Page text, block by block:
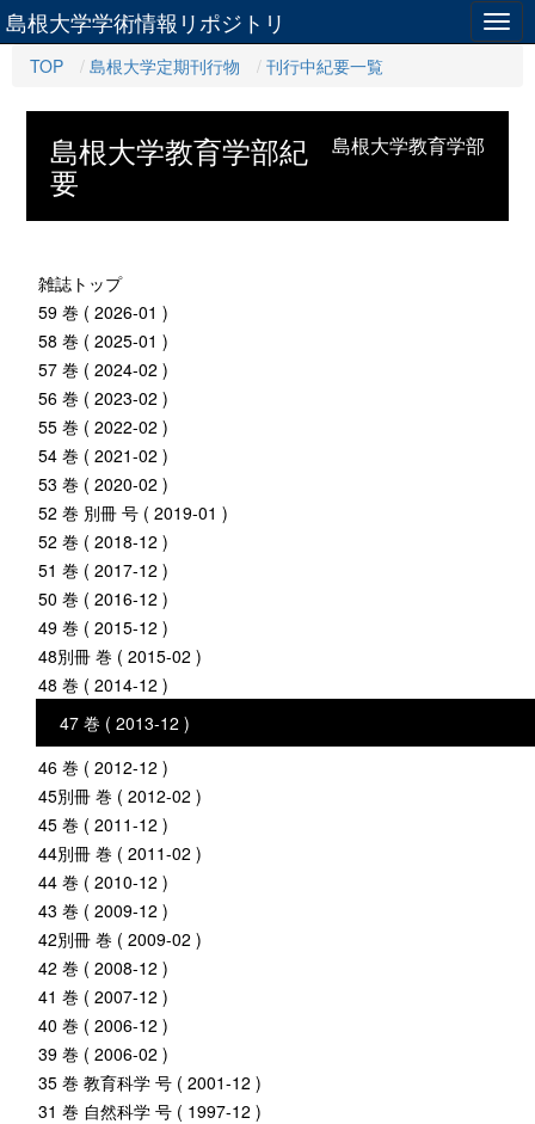
島根大学学術情報リポジトリ
TOP 島根大学定期刊行物 刊行中紀要一覧
島根大学教育学部
島根大学教育学部紀
要
雑誌トップ
59 巻 ( 2026-01 )
58 巻 ( 2025-01 )
57 巻 ( 2024-02 )
56 巻 ( 2023-02 )
55 巻 ( 2022-02 )
54 巻 ( 2021-02 )
53 巻 ( 2020-02 )
52 巻 別冊 号 ( 2019-01 )
52 巻 ( 2018-12 )
51 巻 ( 2017-12 )
50 巻 ( 2016-12 )
49 巻 ( 2015-12 )
48別冊 巻 ( 2015-02 )
48 巻 ( 2014-12 )
47 巻 ( 2013-12 )
46 巻 ( 2012-12 )
45別冊 巻 ( 2012-02 )
45 巻 ( 2011-12 )
44別冊 巻 ( 2011-02 )
44 巻 ( 2010-12 )
43 巻 ( 2009-12 )
42別冊 巻 ( 2009-02 )
42 巻 ( 2008-12 )
41 巻 ( 2007-12 )
40 巻 ( 2006-12 )
39 巻 ( 2006-02 )
35 巻 教育科学 号 ( 2001-12 )
31 巻 自然科学 号 ( 1997-12 )